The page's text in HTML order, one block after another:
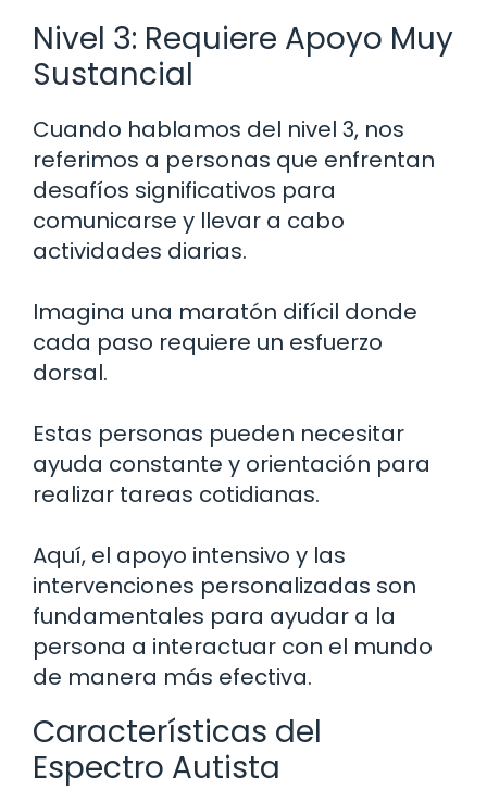
Nivel 3: Requiere Apoyo Muy
Sustancial
Cuando hablamos del nivel 3, nos
referimos a personas que enfrentan
desafíos significativos para
comunicarse y llevar a cabo
actividades diarias.
Imagina una maratón difícil donde
cada paso requiere un esfuerzo
dorsal.
Estas personas pueden necesitar
ayuda constante y orientación para
realizar tareas cotidianas.
Aquí, el apoyo intensivo y las
intervenciones personalizadas son
fundamentales para ayudar a la
persona a interactuar con el mundo
de manera más efectiva.
Características del
Espectro Autista